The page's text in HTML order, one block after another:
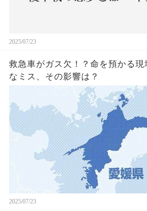
2025/07/23
救急車がガス欠！？命を預かる現
なミス、その影響は？
2025/07/23